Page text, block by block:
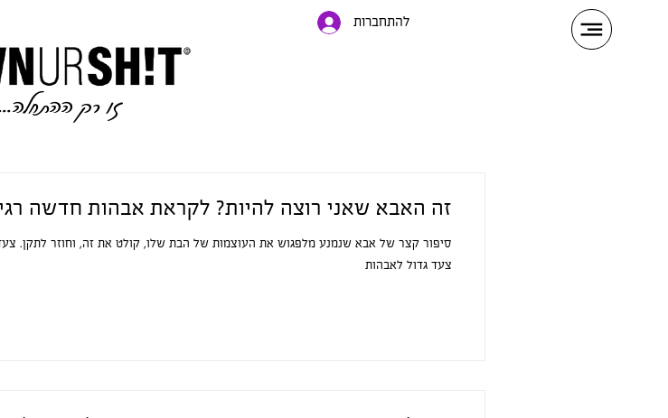
זו רק ההתחלה..
להתחברות
זה האבא שאני רוצה להיות? לקראת אבהות חדשה
סיפור קצר של אבא שנמנע מלפגוש את העוצמות של הבת שלו, קולט את זה, וחוזר לתקן.
צעד גדול לאבהות